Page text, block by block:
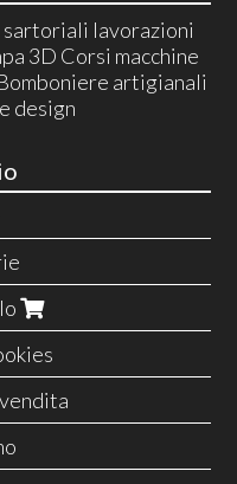
lavorazioni
3D Corsi macchine
artigianali
design